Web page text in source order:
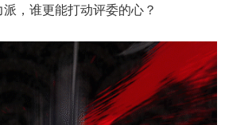
，谁更能打动评委的心？